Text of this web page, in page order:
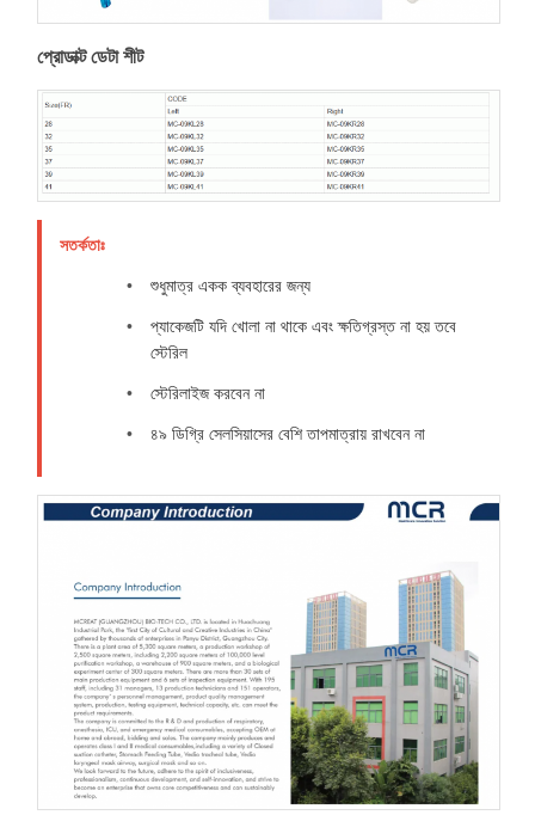
প্রোডাক্ট ডেটা শীট
সতর্কতাঃ
শুধুমাত্র একক ব্যবহারের জন্য
প্যাকেজটি যদি খোলা না থাকে এবং ক্ষতিগ্রস্ত না হয় তবে
স্টেরিল
স্টেরিলাইজ করবেন না
৪৯ ডিগ্রি সেলসিয়াসের বেশি তাপমাত্রায় রাখবেন না